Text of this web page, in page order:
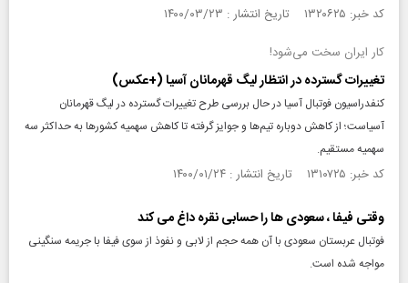
کد خبر: ۱۳۲۰۶۲۵ تاریخ انتشار : ۱۴۰۰/۰۳/۲۳
کار ایران سخت می‌شود!
تغییرات گسترده در انتظار لیگ قهرمانان آسیا (+عکس)
کنفدراسیون فوتبال آسیا در حال بررسی طرح‌ تغییرات گسترده در لیگ قهرمانان
آسیاست؛ از کاهش دوباره تیم‌ها و جوایز گرفته تا کاهش سهمیه کشورها به حداکثر سه
سهمیه مستقیم.
کد خبر: ۱۳۱۰۷۲۵ تاریخ انتشار : ۱۴۰۰/۰۱/۲۴
وقتی فیفا ، سعودی ها را حسابی نقره داغ می کند
فوتبال عربستان سعودی با آن همه حجم از لابی و نفوذ از سوی فیفا با جریمه سنگینی
مواجه شده است.